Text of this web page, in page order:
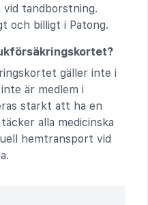
vid tandborstning.
och billigt i Patong.
gäller inte i
är medlem i
starkt att ha en
alla medicinska
hemtransport vid